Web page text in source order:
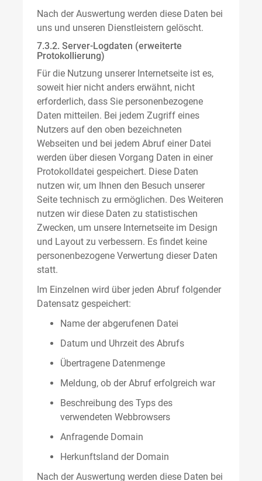
Nach der Auswertung werden diese Daten bei
uns und unseren Dienstleistern gelöscht.
7.3.2. Server-Logdaten (erweiterte
Protokollierung)
Für die Nutzung unserer Internetseite ist es,
soweit hier nicht anders erwähnt, nicht
erforderlich, dass Sie personenbezogene
Daten mitteilen. Bei jedem Zugriff eines
Nutzers auf den oben bezeichneten
Webseiten und bei jedem Abruf einer Datei
werden über diesen Vorgang Daten in einer
Protokolldatei gespeichert. Diese Daten
nutzen wir, um Ihnen den Besuch unserer
Seite technisch zu ermöglichen. Des Weiteren
nutzen wir diese Daten zu statistischen
Zwecken, um unsere Internetseite im Design
und Layout zu verbessern. Es findet keine
personenbezogene Verwertung dieser Daten
statt.
Im Einzelnen wird über jeden Abruf folgender
Datensatz gespeichert:
Name der abgerufenen Datei
Datum und Uhrzeit des Abrufs
Übertragene Datenmenge
Meldung, ob der Abruf erfolgreich war
Beschreibung des Typs des
verwendeten Webbrowsers
Anfragende Domain
Herkunftsland der Domain
Nach der Auswertung werden diese Daten bei